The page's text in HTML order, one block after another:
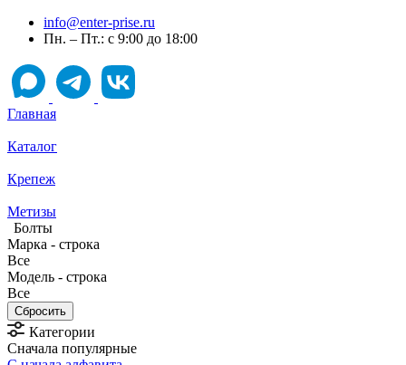
info@enter-prise.ru
Пн. – Пт.: с 9:00 до 18:00
Главная
Каталог
Крепеж
Метизы
Болты
Марка - строка
Все
Модель - строка
Все
Категории
Сначала популярные